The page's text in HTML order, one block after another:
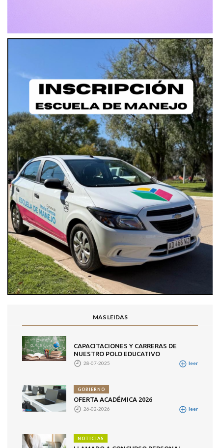
MAS LEIDAS
CAPACITACIONES Y CARRERAS DE
NUESTRO POLO EDUCATIVO
28-07-2025 leer
GOBIERNO
OFERTA ACADÉMICA 2026
26-02-2026 leer
NOTICIAS